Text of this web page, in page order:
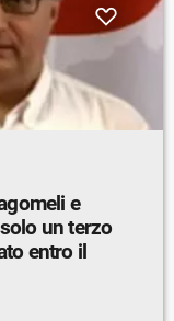
e
un terzo
entro il